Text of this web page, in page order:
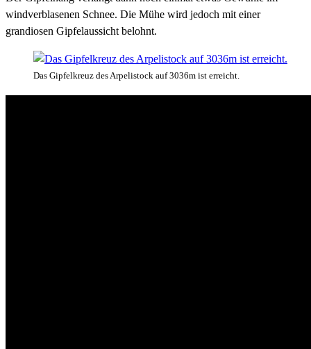
windverblasenen Schnee. Die Mühe wird jedoch mit einer
grandiosen Gipfelaussicht belohnt.
Das Gipfelkreuz des Arpelistock auf 3036m ist erreicht.